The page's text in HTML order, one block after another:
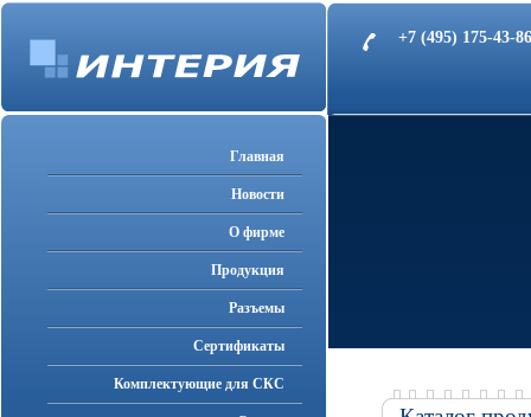
+7 (495) 175-43-
Главная
Новости
О фирме
Продукция
Разъемы
Cертификаты
Комплектующие для СКС